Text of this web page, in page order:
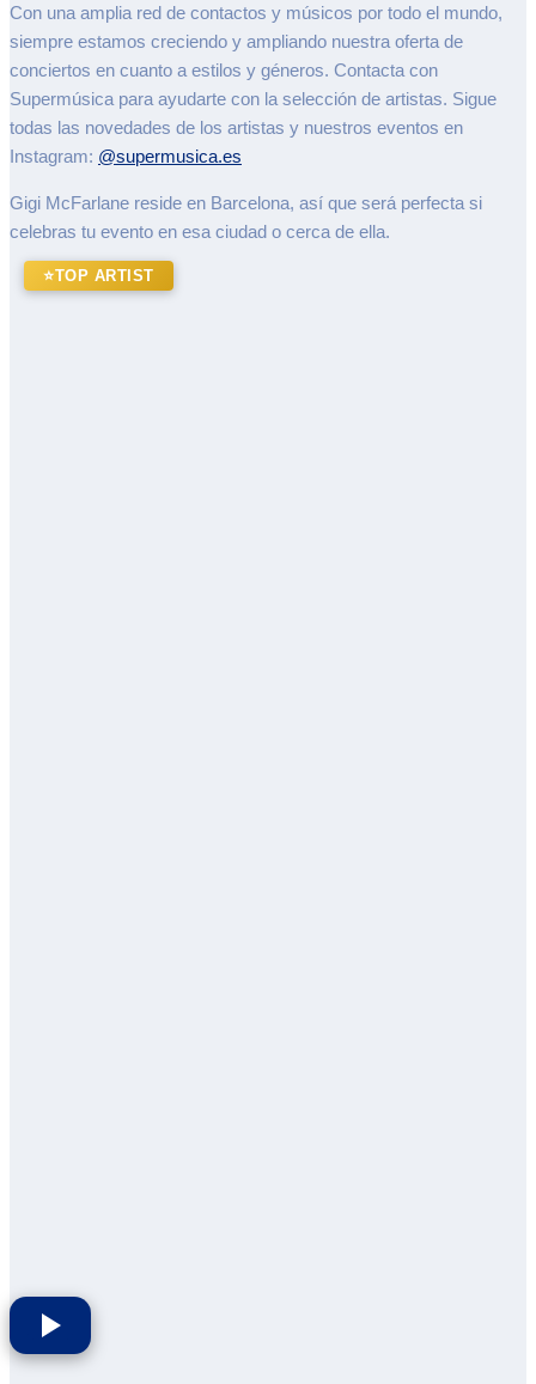
Con una amplia red de contactos y músicos por todo el mundo,
siempre estamos creciendo y ampliando nuestra oferta de
conciertos en cuanto a estilos y géneros. Contacta con
Supermúsica para ayudarte con la selección de artistas. Sigue
todas las novedades de los artistas y nuestros eventos en
Instagram: @supermusica.es
Gigi McFarlane reside en Barcelona, así que será perfecta si
celebras tu evento en esa ciudad o cerca de ella.
⭐TOP ARTIST